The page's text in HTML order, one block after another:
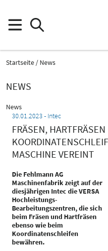
Startseite
News
NEWS
News
30.01.2023
Intec
FRÄSEN,
MASCHINE VEREINT
Die Fehlmann AG
Maschinenfabrik zeigt auf der
diesjährigen Intec die VERSA
Hochleistungs-
Bearbeitungszentren, die sich
beim Fräsen und Hartfräsen
ebenso wie beim
Koordinatenschleifen
bewähren.